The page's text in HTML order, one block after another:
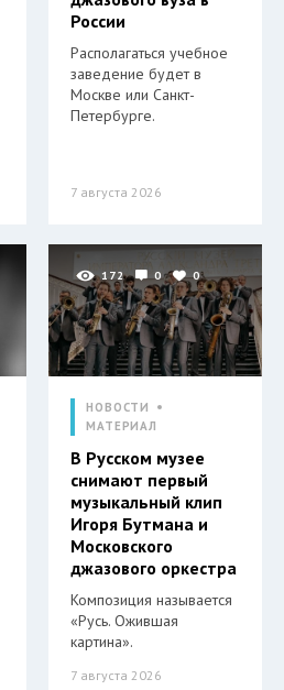
России
Располагаться учебное
заведение будет в
Москве или Санкт-
Петербурге.
7 августа 2026
172 0 0
НОВОСТИ
МАТЕРИАЛ
В Русском музее
снимают первый
музыкальный клип
Игоря Бутмана и
Московского
джазового оркестра
Композиция называется
«Русь. Ожившая
картина».
7 августа 2026